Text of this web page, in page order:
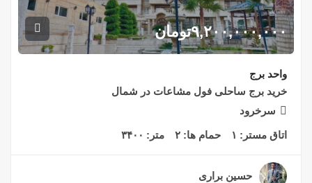
۹,۲۰۰,۰۰۰,۰۰۰تومان
واحد برج
خرید برج ساحلی فول مشاعات در شمال
سرخرود
اتاق مستر: ۱ حمام ها: ۲ متر: ۳۴۰۰
حسین براری